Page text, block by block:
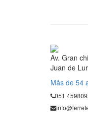
Av. Gran
Juan de
Mås de 54
051